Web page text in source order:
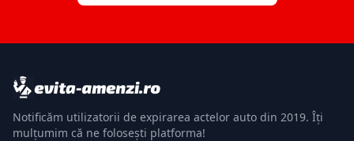
Notificăm utilizatorii de expirarea actelor auto din 2019. Îți
mulțumim că ne folosești platforma!